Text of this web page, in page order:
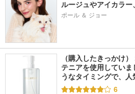
ルージュやアイカラー
ポール ＆ ジョー
（購入したきっかけ
テニアを使用してい
うなタイミングで、
6